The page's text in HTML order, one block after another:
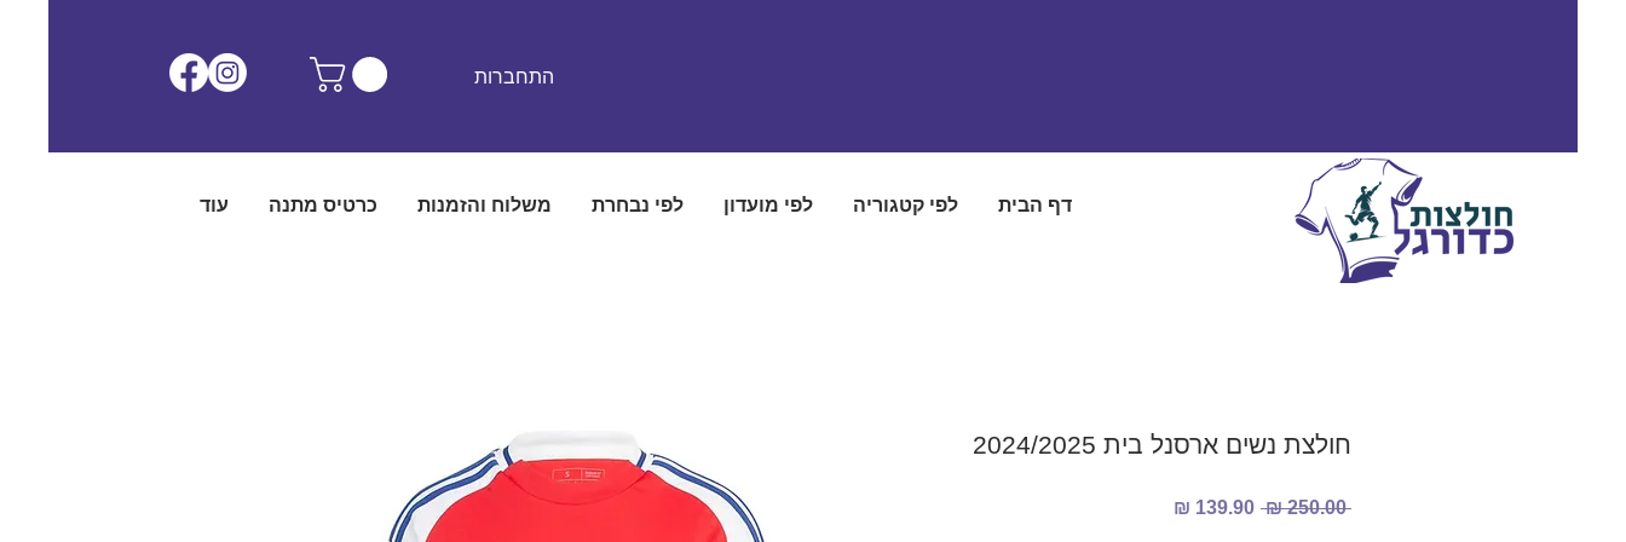
התחברות
דף הבית לפי קטגוריה לפי מועדון לפי נבחרת משלוח והזמנות כרטיס מתנה עוד
חולצת נשים ארסנל בית 2024/2025
‏250.00 ‏₪
מחיר